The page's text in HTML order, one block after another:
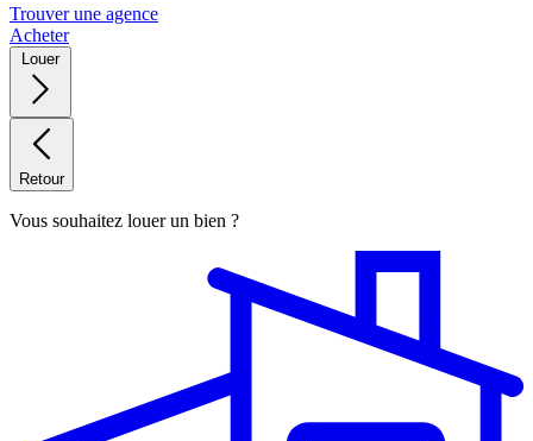
Trouver une agence
Acheter
Louer
Retour
Vous souhaitez louer un bien ?